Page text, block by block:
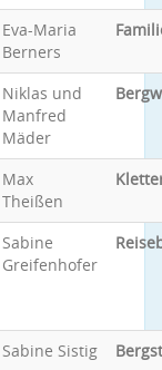
Eva-Maria
Berners
Niklas und
Manfred
Mäder
Max
Theißen
Sabine
Greifenhofer
Sabine Sistig